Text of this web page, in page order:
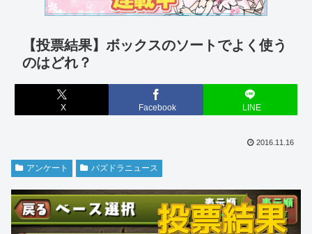
【投票結果】ボックスのソートでよく使う
のはどれ？
X Facebook LINE
2016.11.16
アンケート パズドラニュース